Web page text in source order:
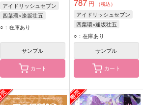
アイドリッシュセブン
四葉環×逢坂壮五
四葉環
逢坂壮五
○：在庫あり
サンプル
カート
円 （税込）
アイドリッシュセブン
四葉環×逢坂壮五
四葉環
逢坂壮五
○：在庫あり
サンプル
カート